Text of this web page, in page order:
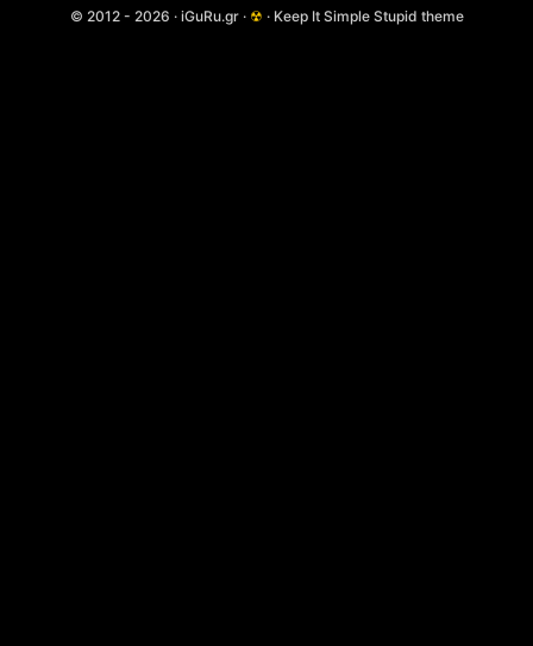
© 2012 - 2026 · iGuRu.gr · ☢ · Keep It Simple Stupid theme